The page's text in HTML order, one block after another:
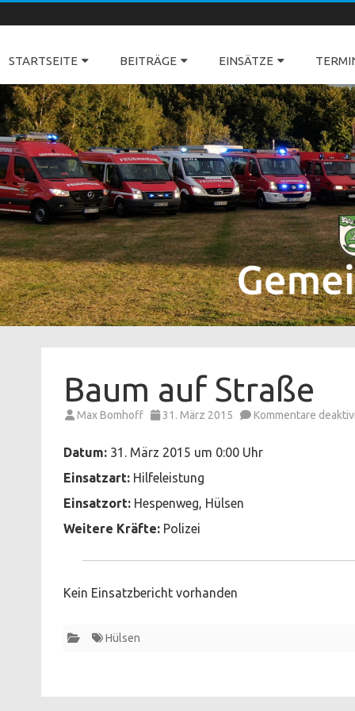
STARTSEITE BEITRÄGE EINSÄTZE
Baum auf Straße
Max Bomhoff 31. März 2015 Kommentare
Datum: 31. März 2015 um 0:00 Uhr
Einsatzart: Hilfeleistung
Einsatzort: Hespenweg, Hülsen
Weitere Kräfte: Polizei
Kein Einsatzbericht vorhanden
Hülsen